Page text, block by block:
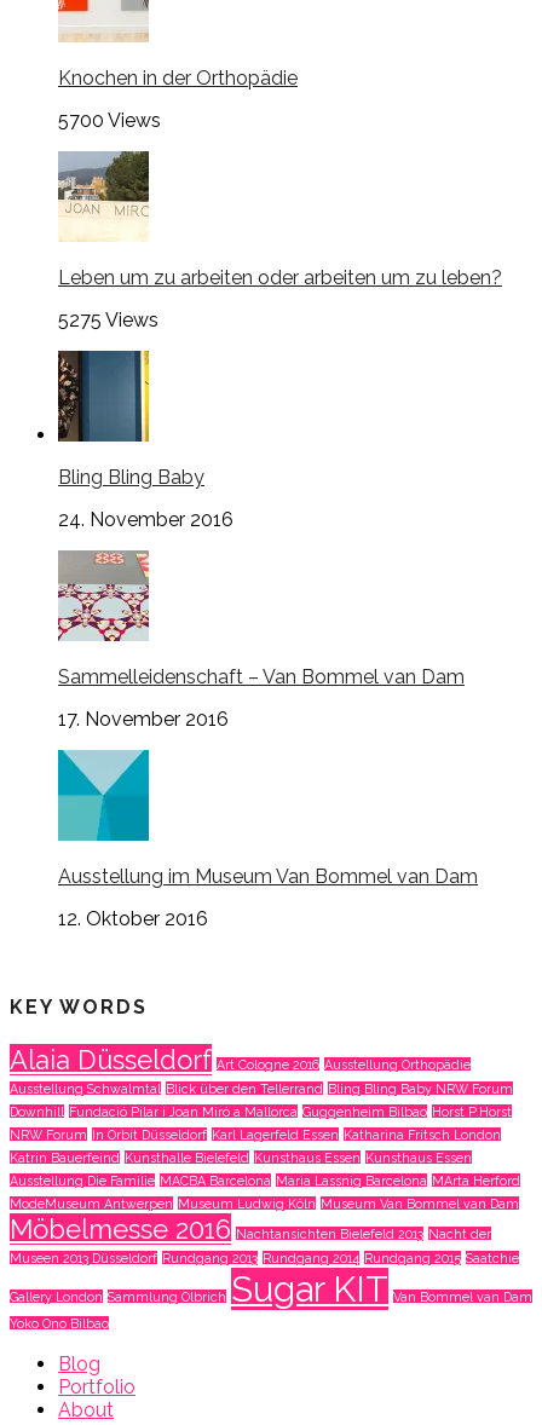
Knochen in der Orthopädie
5700 Views
Leben um zu arbeiten oder arbeiten um zu leben?
5275 Views
Bling Bling Baby
24. November 2016
Sammelleidenschaft – Van Bommel van Dam
17. November 2016
Ausstellung im Museum Van Bommel van Dam
12. Oktober 2016
KEY WORDS
Alaia Düsseldorf Art Cologne 2016 Ausstellung Orthopädie
Ausstellung Schwalmtal Blick über den Tellerrand Bling Bling Baby NRW Forum
Downhill Fundació Pilar i Joan Miró a Mallorca Guggenheim Bilbao Horst P.Horst
NRW Forum In Orbit Düsseldorf Karl Lagerfeld Essen Katharina Fritsch London
Katrin Bauerfeind Kunsthalle Bielefeld Kunsthaus Essen Kunsthaus Essen
Ausstellung Die Familie MACBA Barcelona Maria Lassnig Barcelona MArta Herford
ModeMuseum Antwerpen Museum Ludwig Köln Museum Van Bommel van Dam
Möbelmesse 2016 Nachtansichten Bielefeld 2013 Nacht der
Museen 2013 Düsseldorf Rundgang 2013 Rundgang 2014 Rundgang 2015 Saatchie
Gallery London Sammlung Olbrich Sugar KIT Van Bommel van Dam
Yoko Ono Bilbao
Blog
Portfolio
About